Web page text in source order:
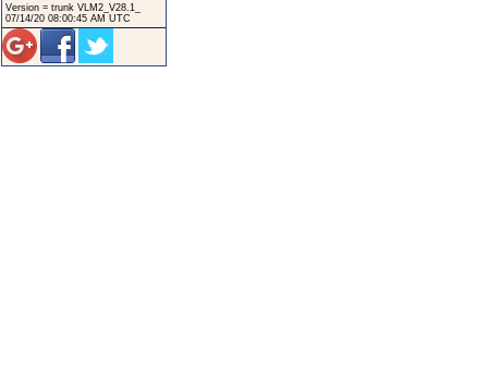
Version = trunk VLM2_V28.1_
07/14/20 08:00:45 AM UTC